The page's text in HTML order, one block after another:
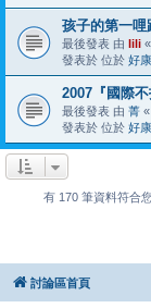
孩子的第一
最後發表 由 lili «
發表於 位於 好
2007『國際
最後發表 由 菁 «
發表於 位於 好
有 170 筆資料符合
討論區首頁